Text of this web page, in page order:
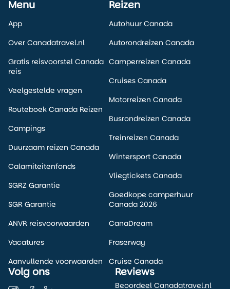
Menu
App
Over Canadatravel.nl
Gratis reisvoorstel Canada
reis
Veelgestelde vragen
Routeboek Canada Reizen
Campings
Duurzaam reizen Canada
Calamiteitenfonds
SGRZ Garantie
SGR Garantie
ANVR reisvoorwaarden
Vacatures
Aanvullende voorwaarden
Reizen
Autohuur Canada
Autorondreizen Canada
Camperreizen Canada
Cruises Canada
Motorreizen Canada
Busrondreizen Canada
Treinreizen Canada
Wintersport Canada
Vliegtickets Canada
Goedkope camperhuur
Canada 2026
CanaDream
Fraserway
Cruise Canada
Volg ons Reviews
Beoordeel Canadatravel.nl